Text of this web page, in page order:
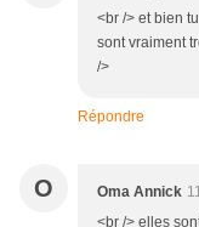
<br /> et bien
sont vraiment
/>
Répondre
O Oma Annick
<br /> elles